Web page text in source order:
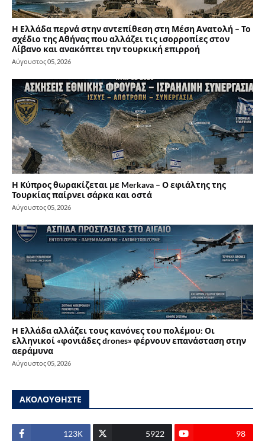
Η Ελλάδα περνά στην αντεπίθεση στη Μέση Ανατολή – Το
σχέδιο της Αθήνας που αλλάζει τις ισορροπίες στον
Λίβανο και ανακόπτει την τουρκική επιρροή
Αύγουστος 05, 2026
Η Κύπρος θωρακίζεται με Merkava – Ο εφιάλτης της
Τουρκίας παίρνει σάρκα και οστά
Αύγουστος 05, 2026
Η Ελλάδα αλλάζει τους κανόνες του πολέμου: Οι
ελληνικοί «φονιάδες drones» φέρνουν επανάσταση στην
αεράμυνα
Αύγουστος 05, 2026
ΑΚΟΛΟΥΘΗΣΤΕ
123Κ 5922 98